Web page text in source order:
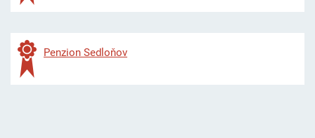
Penzion Sedloňov